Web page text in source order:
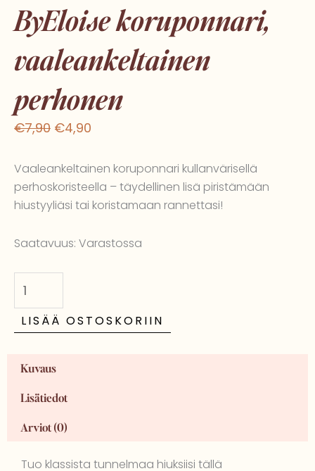
ByEloise koruponnari,
vaaleankeltainen
perhonen
€7,90 Alkuperäinen
oli:
€7,90.
€4,90
on:
€4,90.
Vaaleankeltainen koruponnari kullanvärisellä
perhoskoristeella – täydellinen lisä piristämään
hiustyyliäsi tai koristamaan rannettasi!
Saatavuus: Varastossa
ByEloise
vaaleankeltainen
perhonen
määrä
LISÄÄ OSTOSKORIIN
Kuvaus
Lisätiedot
Arviot (0)
Tuo klassista tunnelmaa hiuksiisi tällä